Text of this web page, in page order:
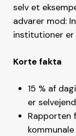
selv et
advarer mod:
institutioner er
Korte fakta
15 % af
er
Rapporten